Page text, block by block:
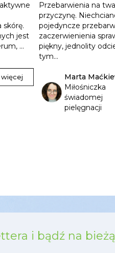
skórę.
jest
...
Przebarwienia na
przyczynę.
pojedyncze
zaczerwienienia
piękny, jednolity
tym...
Marta
Miłośniczka
świadomej
pielęgnacji
i bądź na